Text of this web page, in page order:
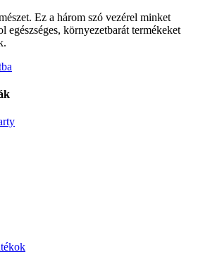
Ez a három szó vezérel minket
egészséges, környezetbarát termékeket